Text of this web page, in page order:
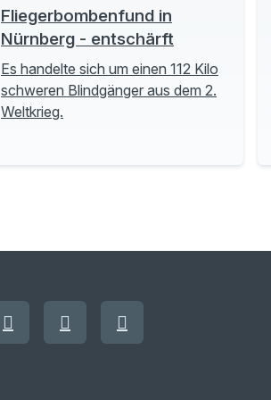
Fliegerbombenfund in
Nürnberg - entschärft
Es handelte sich um einen 112 Kilo
schweren Blindgänger aus dem 2.
Weltkrieg.